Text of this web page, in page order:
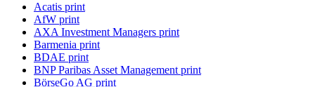
Acatis print
AfW print
AXA Investment Managers print
Barmenia print
BDAE print
BNP Paribas Asset Management print
BörseGo AG print